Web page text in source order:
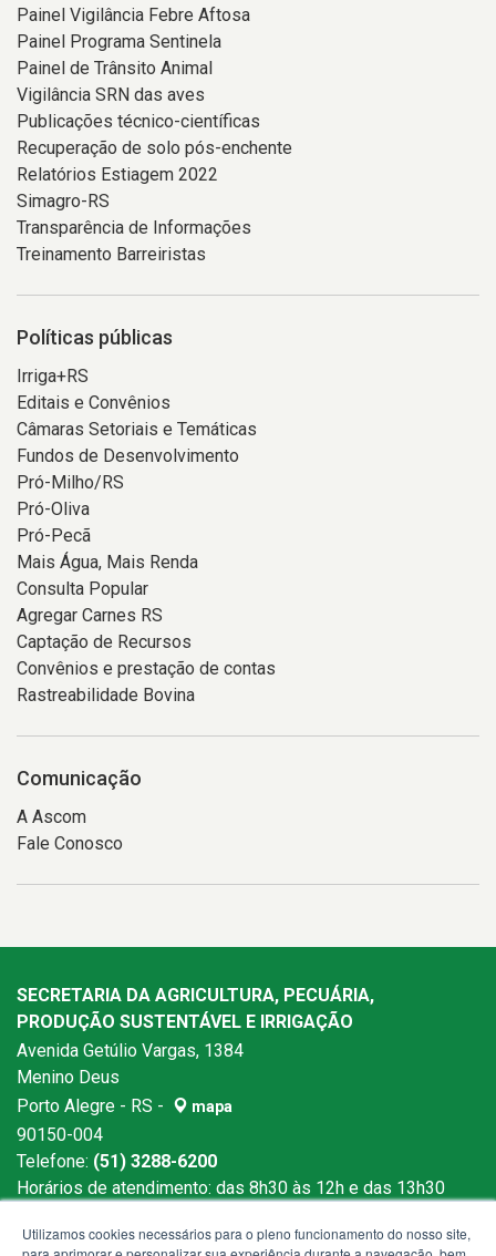
Painel Vigilância Febre Aftosa
Painel Programa Sentinela
Painel de Trânsito Animal
Vigilância SRN das aves
Publicações técnico-científicas
Recuperação de solo pós-enchente
Relatórios Estiagem 2022
Simagro-RS
Transparência de Informações
Treinamento Barreiristas
Políticas públicas
Irriga+RS
Editais e Convênios
Câmaras Setoriais e Temáticas
Fundos de Desenvolvimento
Pró-Milho/RS
Pró-Oliva
Pró-Pecã
Mais Água, Mais Renda
Consulta Popular
Agregar Carnes RS
Captação de Recursos
Convênios e prestação de contas
Rastreabilidade Bovina
Comunicação
A Ascom
Fale Conosco
SECRETARIA DA AGRICULTURA, PECUÁRIA,
PRODUÇÃO SUSTENTÁVEL E IRRIGAÇÃO
Avenida Getúlio Vargas, 1384
Menino Deus
Porto Alegre - RS -
mapa
90150-004
Telefone: (51) 3288-6200
Horários de atendimento: das 8h30 às 12h e das 13h30
Utilizamos cookies necessários para o pleno funcionamento do nosso site,